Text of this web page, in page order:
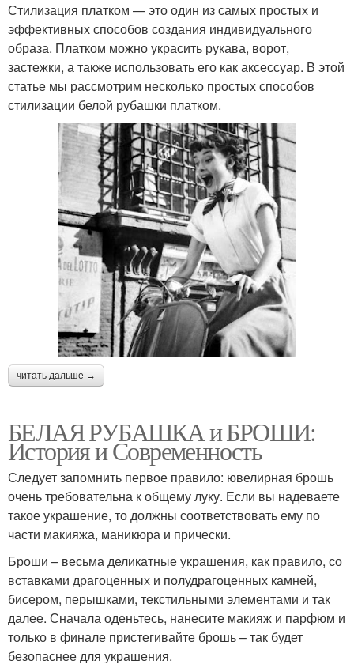
Стилизация платком — это один из самых простых и
эффективных способов создания индивидуального
образа. Платком можно украсить рукава, ворот,
застежки, а также использовать его как аксессуар. В этой
статье мы рассмотрим несколько простых способов
стилизации белой рубашки платком.
читать дальше →
БЕЛАЯ РУБАШКА и БРОШИ:
История и Современность
Следует запомнить первое правило: ювелирная брошь
очень требовательна к общему луку. Если вы надеваете
такое украшение, то должны соответствовать ему по
части макияжа, маникюра и прически.
Броши – весьма деликатные украшения, как правило, со
вставками драгоценных и полудрагоценных камней,
бисером, перышками, текстильными элементами и так
далее. Сначала оденьтесь, нанесите макияж и парфюм и
только в финале пристегивайте брошь – так будет
безопаснее для украшения.